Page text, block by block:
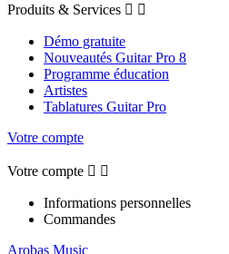
Produits & Services  
Démo gratuite
Nouveautés Guitar Pro 8
Programme éducation
Artistes
Tablatures Guitar Pro
Votre compte
Votre compte  
Informations personnelles
Commandes
Arobas Music